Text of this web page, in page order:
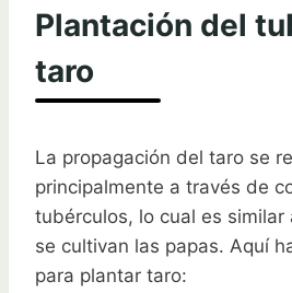
Plantación del
taro
La propagación del taro se
principalmente a través de
tubérculos, lo cual es similar
se cultivan las papas. Aquí
para plantar taro: